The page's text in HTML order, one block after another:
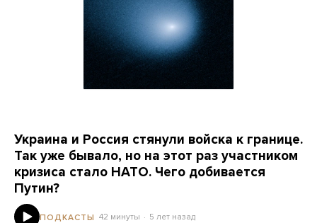
Украина и Россия стянули войска к границе.
Так уже бывало, но на этот раз участником
кризиса стало НАТО. Чего добивается
Путин?
ПОДКАСТЫ 42 минуты 5 лет назад